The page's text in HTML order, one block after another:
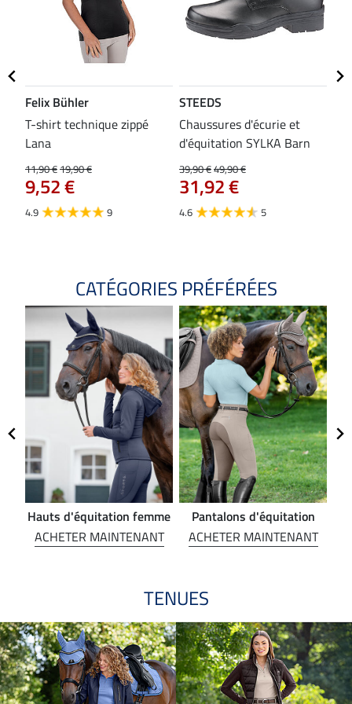
Felix Bühler
T-shirt technique zippé
Lana
11,90 €19,90 €
9,52 €
4.9 9
STEEDS
Chaussures d'écurie et
d'équitation SYLKA Barn
39,90 €49,90 €
31,92 €
4.6 5
CATÉGORIES PRÉFÉRÉES
Hauts d'équitation femme
ACHETER MAINTENANT
Pantalons d'équitation
ACHETER MAINTENANT
TENUES